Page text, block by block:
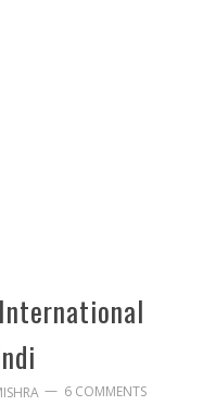
6 COMMENTS